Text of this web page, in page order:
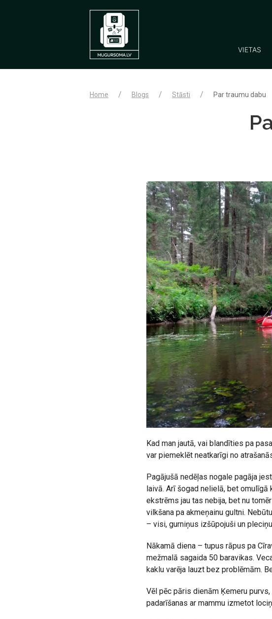
VIETAS
Home Blogs Stāsti Par traumu dabu
Kad man jautā, vai blandīties pa
var piemeklēt neatkarīgi no
Pagājušā nedēļas nogale pagāja
laivā. Arī šogad nelielā, bet
ekstrēms jau tas nebija, bet nu
vilkšana pa akmeņainu gultni.
– visi, gurniņus izšūpojuši un
Nākamā diena – tupus rāpus pa
mežmalā sagaida 50 baravikas.
kaklu varēja lauzt bez problēmām.
Vēl pēc pāris dienām Ķemeru
padarīšanas ar mammu izmetot